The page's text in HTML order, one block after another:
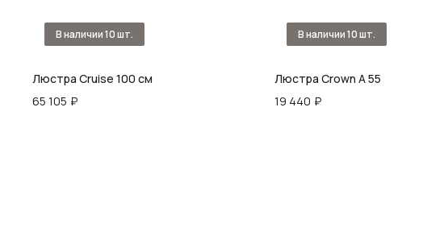
Люстра Cruise 100 см
65 105 ₽
Люстра Crown A 55
19 440 ₽